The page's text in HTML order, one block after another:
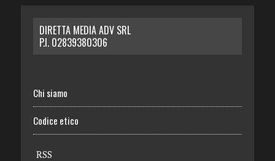
DIRETTA MEDIA ADV SRL
P.I. 02839380306
Chi siamo
Codice etico
RSS